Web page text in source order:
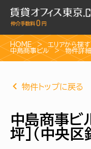
HOME エリアから探す
中島商事ビル
物件詳
物件トップに戻る
中島商事
坪]（中央区